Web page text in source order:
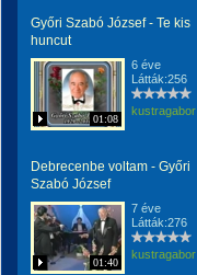
Győri Szabó József - Te kis
huncut
01:08
6 éve
Látták:256
kustragabor
Debrecenbe voltam - Győri
Szabó József
01:40
7 éve
Látták:276
kustragabor